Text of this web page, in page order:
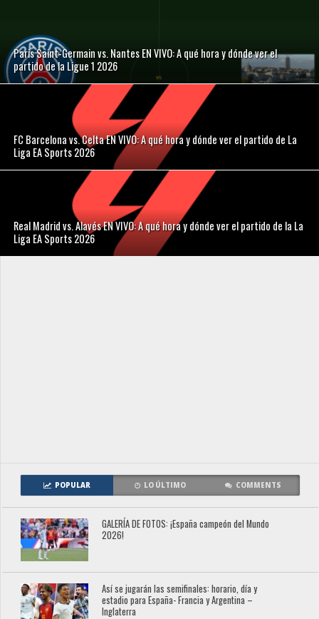
Paris Saint-Germain vs. Nantes EN VIVO: A qué hora y dónde ver el
partido de la Ligue 1 2026
FC Barcelona vs. Celta EN VIVO: A qué hora y dónde ver el partido de La
Liga EA Sports 2026
Real Madrid vs. Alavés EN VIVO: A qué hora y dónde ver el partido de la La
Liga EA Sports 2026
POPULAR LO ÚLTIMO COMMENTS
GALERÍA DE FOTOS: ¡España campeón del Mundo
2026!
Así se jugarán las semifinales: horario, día y
estadio para España- Francia y Argentina –
Inglaterra